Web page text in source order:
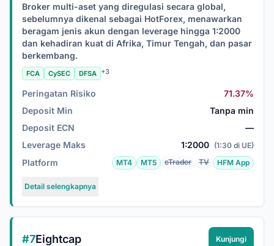
Broker multi-aset yang diregulasi secara global,
sebelumnya dikenal sebagai HotForex, menawarkan
beragam jenis akun dengan leverage hingga 1:2000
dan kehadiran kuat di Afrika, Timur Tengah, dan pasar
berkembang.
FCA CySEC DFSA +3
Peringatan Risiko
71.37%
Deposit Min
Tanpa min
Deposit ECN
—
Leverage Maks
1:2000 (1:30 di UE)
Platform MT4 MT5 cTrader TV HFM App
Detail selengkapnya
#7Eightcap Kunjungi